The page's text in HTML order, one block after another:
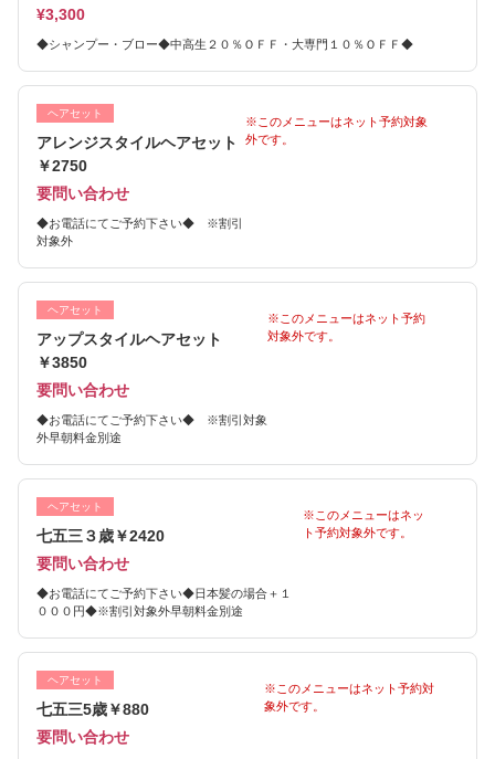
¥3,300
◆シャンプー・ブロー◆中高生２０％ＯＦＦ・大専門１０％ＯＦＦ◆
ヘアセット
アレンジスタイルヘアセット
￥2750
要問い合わせ
◆お電話にてご予約下さい◆ ※割引
対象外
※このメニューはネット予約対象
外です。
ヘアセット
アップスタイルヘアセット
￥3850
要問い合わせ
◆お電話にてご予約下さい◆ ※割引対象
外早朝料金別途
※このメニューはネット予約
対象外です。
ヘアセット
七五三３歳￥2420
要問い合わせ
◆お電話にてご予約下さい◆日本髪の場合＋１
０００円◆※割引対象外早朝料金別途
※このメニューはネッ
ト予約対象外です。
ヘアセット
七五三5歳￥880
要問い合わせ
※このメニューはネット予約対
象外です。